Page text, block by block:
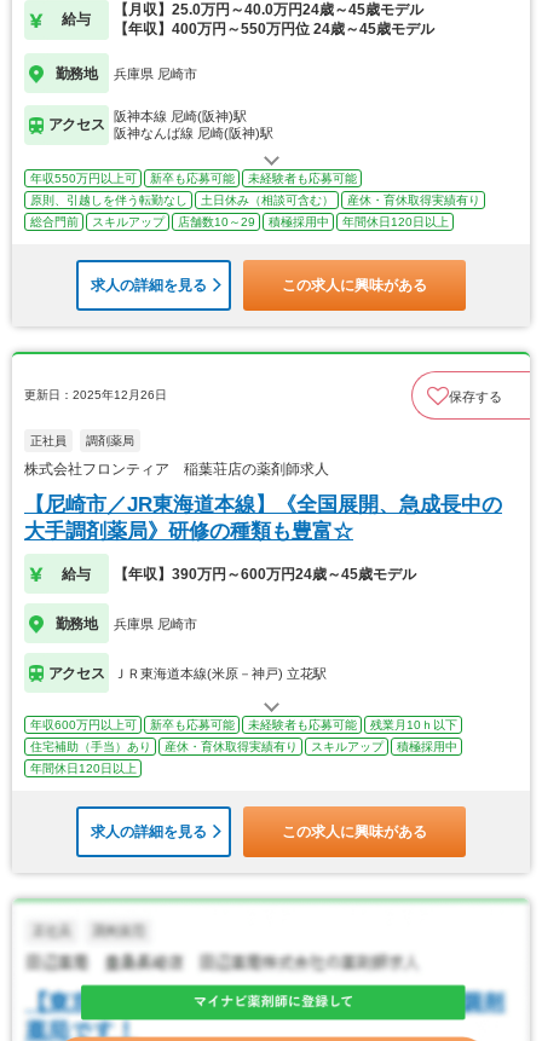
給与
【月収】25.0万円～40.0万円24歳～45歳モデル
【年収】400万円～550万円位 24歳～45歳モデル
勤務地 兵庫県 尼崎市
アクセス
阪神本線 尼崎(阪神)駅
阪神なんば線 尼崎(阪神)駅
年収550万円以上可 新卒も応募可能
未経験者も応募可能
原則、引越しを伴う転勤なし
土日休み（相談可含む）
産休・育休取得実績有り
総合門前
スキルアップ 店舗数10～29 積極採用中 年間休日120日以上
求人の詳細を見る この求人に興味がある
更新日：2025年12月26日 保存する
正社員 調剤薬局
株式会社フロンティア 稲葉荘店の薬剤師求人
【尼崎市／JR東海道本線】《全国展開、急成長中の
大手調剤薬局》研修の種類も豊富☆
給与 【年収】390万円～600万円24歳～45歳モデル
勤務地 兵庫県 尼崎市
アクセス ＪＲ東海道本線(米原－神戸) 立花駅
年収600万円以上可 新卒も応募可能 未経験者も応募可能
残業月10ｈ以下
住宅補助（手当）あり
産休・育休取得実績有り スキルアップ
積極採用中
年間休日120日以上
求人の詳細を見る この求人に興味がある